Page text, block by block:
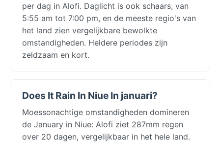
per dag in Alofi. Daglicht is ook schaars, van
5:55 am tot 7:00 pm, en de meeste regio's van
het land zien vergelijkbare bewolkte
omstandigheden. Heldere periodes zijn
zeldzaam en kort.
Does It Rain In Niue In januari?
Moessonachtige omstandigheden domineren
de January in Niue: Alofi ziet 287mm regen
over 20 dagen, vergelijkbaar in het hele land.